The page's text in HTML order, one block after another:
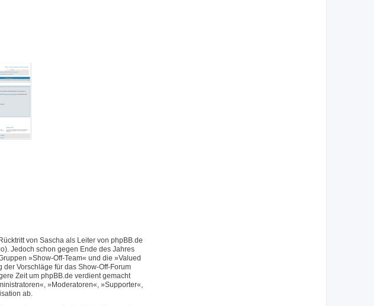
von Sascha als Leiter von phpBB.de
Jedoch schon gegen Ende des Jahres
»Show-Off-Team« und die »Valued
Vorschläge für das Show-Off-Forum
Zeit um phpBB.de verdient gemacht
»Moderatoren«, »Supporter«,
ab.